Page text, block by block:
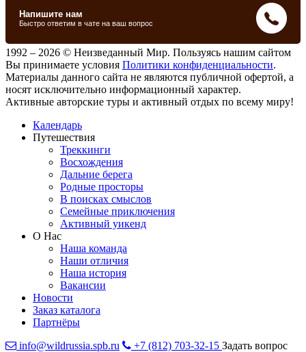
1992 – 2026 © Неизведанный Мир. Пользуясь нашим сайтом
Вы принимаете условия Политики конфиденциальности.
Материалы данного сайта не являются публичной офертой, а
носят исключительно информационный характер.
Активные авторские туры и активный отдых по всему миру!
Календарь
Путешествия
Треккинги
Восхождения
Дальние берега
Родные просторы
В поисках смыслов
Семейные приключения
Активный уикенд
О Нас
Наша команда
Наши отличия
Наша история
Вакансии
Новости
Заказ каталога
Партнёры
info@wildrussia.spb.ru
+7 (812) 703-32-15 Задать вопрос